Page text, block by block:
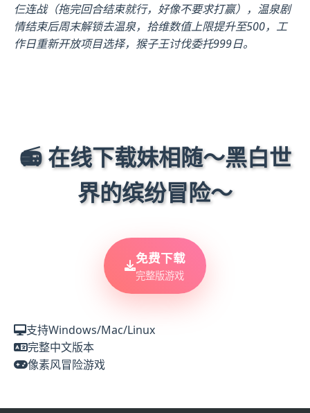
仨连战（拖完回合结束就行，好像不要求打赢），温泉剧
情结束后周末解锁去温泉，拾维数值上限提升至500，工
作日重新开放项目选择，猴子王讨伐委托999日。
📻 在线下载妹相随～黑白世
界的缤纷冒险～
免费下载
完整版游戏
支持Windows/Mac/Linux
完整中文版本
像素风冒险游戏